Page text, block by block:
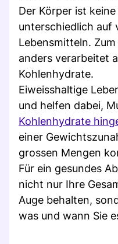
Der Körper ist
unterschiedlich auf
Lebensmitteln.
anders verarbeitet
Kohlenhydrate.
Eiweisshaltige
und helfen dabei,
Kohlenhydrate
einer
grossen Mengen
Für ein gesundes
nicht nur Ihre
Auge behalten,
was und wann Sie